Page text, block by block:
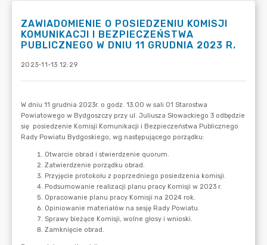
ZAWIADOMIENIE O POSIEDZENIU KOMISJI
KOMUNIKACJI I BEZPIECZEŃSTWA
PUBLICZNEGO W DNIU 11 GRUDNIA 2023 R.
2023-11-13 12:29